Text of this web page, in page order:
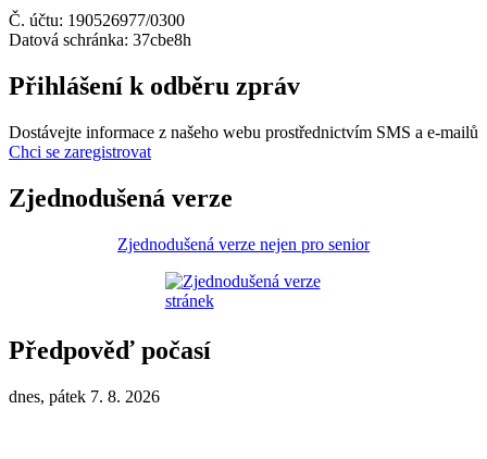
Č. účtu: 190526977/0300
Datová schránka: 37cbe8h
Přihlášení k odběru zpráv
Dostávejte informace z našeho webu prostřednictvím SMS a e-mailů
Chci se zaregistrovat
Zjednodušená verze
Zjednodušená verze nejen pro senior
Předpověď počasí
dnes, pátek 7. 8. 2026